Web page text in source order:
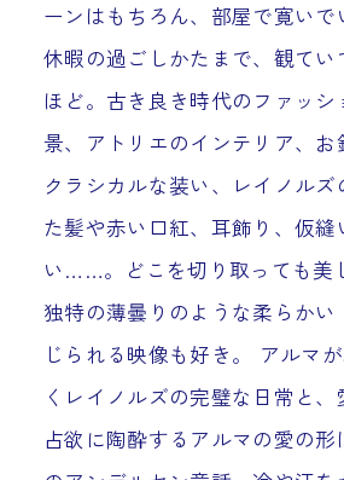
ーンはもちろん、部屋で寛いで
休暇の過ごしかたまで、観てい
ほど。古き良き時代のファッ
景、アトリエのインテリア、お
クラシカルな装い、レイノルズ
た髪や赤い口紅、耳飾り、仮縫
い……。どこを切り取っても美
独特の薄曇りのような柔らか
じられる映像も好き。 アルマ
くレイノルズの完璧な日常と
占欲に陶酔するアルマの愛の形